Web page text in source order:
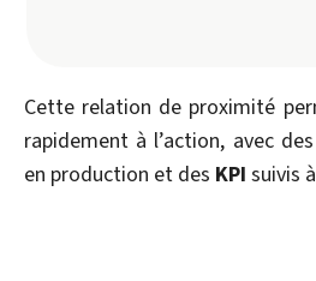
Cette relation de proximité
rapidement à l’action, avec
en production et des KPI suivis